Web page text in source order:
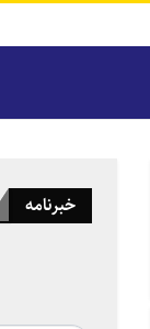
خبرنامه